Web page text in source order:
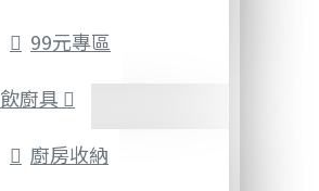
99元專區
廚具
廚房收納